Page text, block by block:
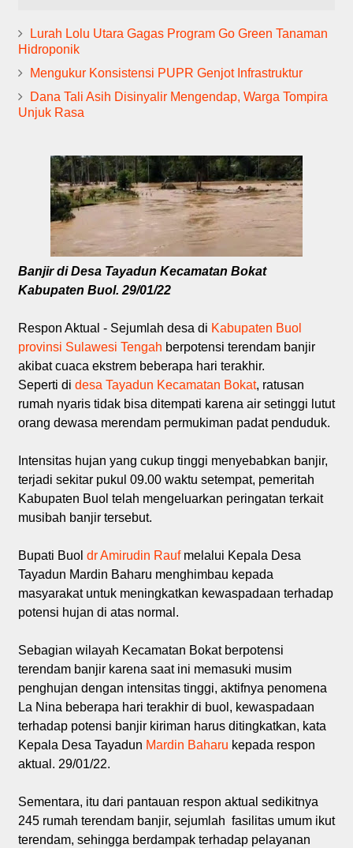
Lurah Lolu Utara Gagas Program Go Green Tanaman
Hidroponik
Mengukur Konsistensi PUPR Genjot Infrastruktur
Dana Tali Asih Disinyalir Mengendap, Warga Tompira
Unjuk Rasa
Banjir di Desa Tayadun Kecamatan Bokat
Kabupaten Buol. 29/01/22
Respon Aktual - Sejumlah desa di Kabupaten Buol
provinsi Sulawesi Tengah berpotensi terendam banjir
akibat cuaca ekstrem beberapa hari terakhir.
Seperti di desa Tayadun Kecamatan Bokat, ratusan
rumah nyaris tidak bisa ditempati karena air setinggi lutut
orang dewasa merendam permukiman padat penduduk.
Intensitas hujan yang cukup tinggi menyebabkan banjir,
terjadi sekitar pukul 09.00 waktu setempat, pemeritah
Kabupaten Buol telah mengeluarkan peringatan terkait
musibah banjir tersebut.
Bupati Buol dr Amirudin Raufmelalui Kepala Desa
Tayadun Mardin Baharu menghimbau kepada
masyarakat untuk meningkatkan kewaspadaan terhadap
potensi hujan di atas normal.
Sebagian wilayah Kecamatan Bokat berpotensi
terendam banjir karena saat ini memasuki musim
penghujan dengan intensitas tinggi, aktifnya penomena
La Nina beberapa hari terakhir di buol, kewaspadaan
terhadap potensi banjir kiriman harus ditingkatkan, kata
Kepala Desa Tayadun Mardin Baharu kepada respon
aktual. 29/01/22.
Sementara, itu dari pantauan respon aktual sedikitnya
245 rumah terendam banjir, sejumlah fasilitas umum ikut
terendam, sehingga berdampak terhadap pelayanan